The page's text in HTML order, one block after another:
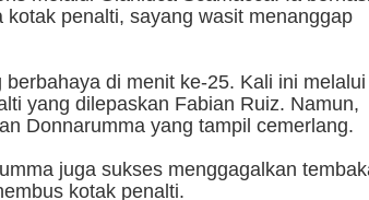
penalti, sayang wasit menanggap
di menit ke-25. Kali ini melalui
yang dilepaskan Fabian Ruiz. Namun,
Donnarumma yang tampil cemerlang.
juga sukses menggagalkan
kotak penalti.